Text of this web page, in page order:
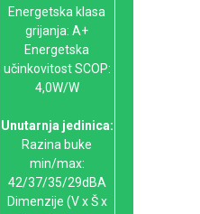
Energetska klasa
grijanja: A+
Energetska
učinkovitost SCOP:
4,0W/W
Unutarnja jedinica:
Razina buke
min/max:
42/37/35/29dBA
Dimenzije (V x Š x